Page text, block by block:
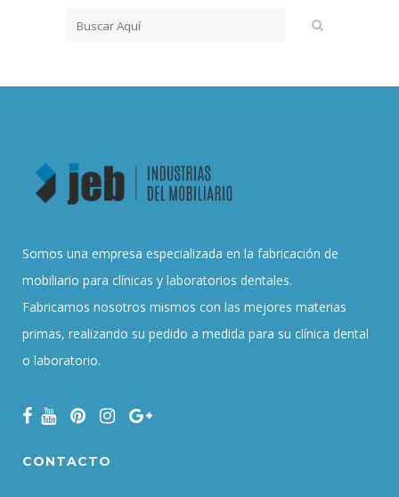
Somos una empresa especializada en la fabricación de
mobiliario para clínicas y laboratorios dentales.
Fabricamos nosotros mismos con las mejores materias
primas, realizando su pedido a medida para su clínica dental
o laboratorio.
CONTACTO